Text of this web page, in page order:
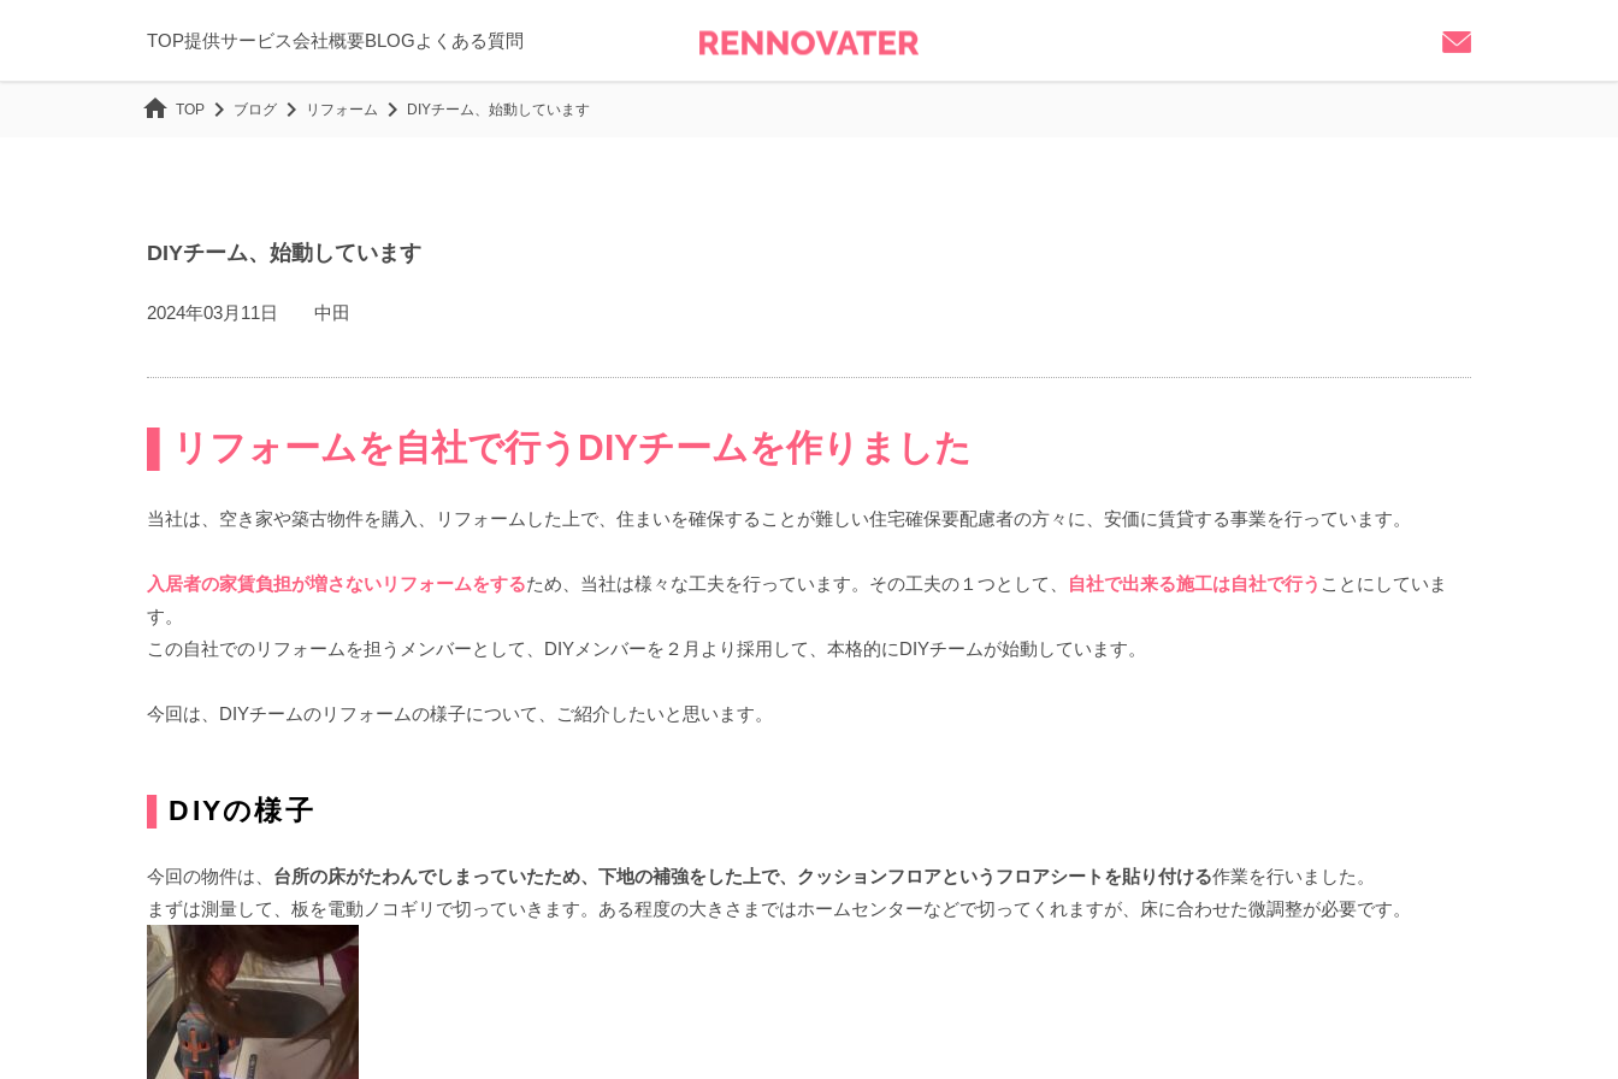
TOP提供サービス会社概要BLOGよくある質問
home TOP chevron_right ブログ chevron_right リフォーム chevron_right DIYチーム、始動しています
DIYチーム、始動しています
2024年03月11日 中田
▌リフォームを自社で行うDIYチームを作りました
当社は、空き家や築古物件を購入、リフォームした上で、住まいを確保することが難しい住宅確保要配慮者の方々に、安価に賃貸する事業を行っています。
入居者の家賃負担が増さないリフォームをするため、当社は様々な工夫を行っています。その工夫の１つとして、 自社で出来る施工は自社で行う ことにしていま
す。
この自社でのリフォームを担うメンバーとして、DIYメンバーを２月より採用して、本格的にDIYチームが始動しています。
今回は、DIYチームのリフォームの様子について、ご紹介したいと思います。
DIYの様子
今回の物件は、 台所の床がたわんでしまっていたため、下地の補強をした上で、クッションフロアというフロアシートを貼り付ける作業を行いました。
まずは測量して、板を電動ノコギリで切っていきます。ある程度の大きさまではホームセンターなどで切ってくれますが、床に合わせた微調整が必要です。